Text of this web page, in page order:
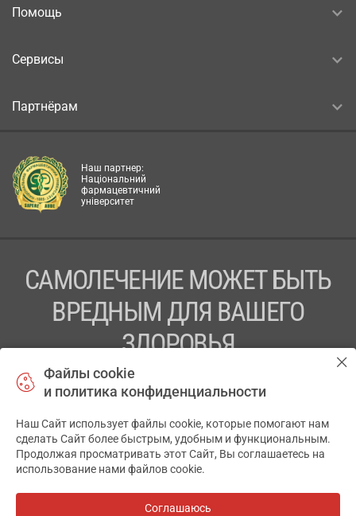
Помощь
Сервисы
Партнёрам
Наш партнер:
Національний
фармацевтичний
університет
САМОЛЕЧЕНИЕ МОЖЕТ БЫТЬ
ВРЕДНЫМ ДЛЯ ВАШЕГО
ЗДОРОВЬЯ
ПЕРЕД ПРИМЕНЕНИЕМ ПРЕПАРАТА
ПРОКОНСУЛЬТИРУЙТЕСЬ С ВРАЧОМ
ТОВ «АПТЕКА 911.ЮА» Код ЄДРПОУ 43631965.
Отказ от ответственности
АПТЕКА911.ЮА
Файлы cookie
и политика конфиденциальности
Наш Сайт использует файлы cookie, которые помогают нам
сделать Сайт более быстрым, удобным и функциональным.
Продолжая просматривать этот Сайт, Вы соглашаетесь на
использование нами файлов cookie.
Соглашаюсь
✕